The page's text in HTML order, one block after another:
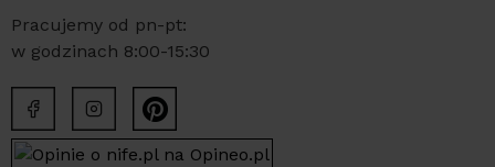
Pracujemy od pn-pt:
w godzinach 8:00-15:30